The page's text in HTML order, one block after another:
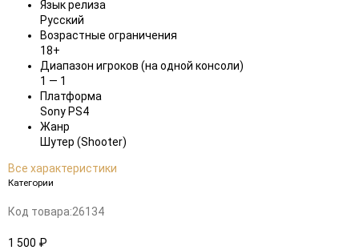
Язык релиза
Русский
Возрастные ограничения
18+
Диапазон игроков (на одной консоли)
1 — 1
Платформа
Sony PS4
Жанр
Шутер (Shooter)
Все характеристики
Категории
Код товара:26134
1 500 ₽